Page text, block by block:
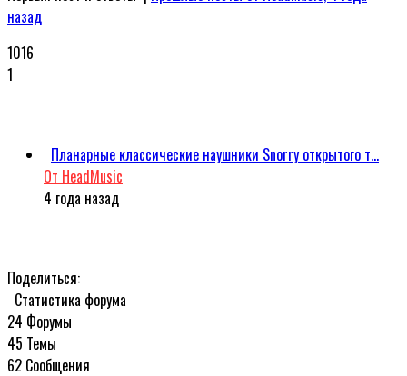
назад
1016
1
Планарные классические наушники Snorry открытого т...
От HeadMusic
4 года назад
Поделиться:
Статистика форума
24 Форумы
45 Темы
62 Сообщения